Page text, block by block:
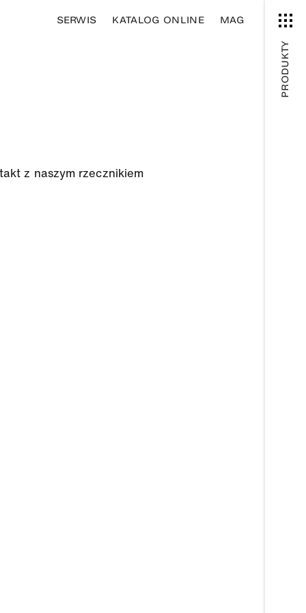
SERWIS KATALOG ONLINE MAG
z naszym rzecznikiem
PRODUKTY